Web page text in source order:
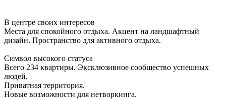
В центре своих интересов
Места для спокойного отдыха. Акцент на ландшафтный
дизайн. Пространство для активного отдыха.
Символ высокого статуса
Всего 234 квартиры. Эксклюзивное сообщество успешных
людей.
Приватная территория.
Новые возможности для нетворкинга.